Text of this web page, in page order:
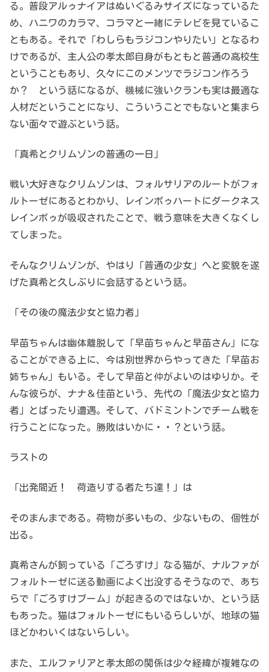
る。普段アルゥナイアはぬいぐるみサイズになっているた
め、ハニワのカラマ、コラマと一緒にテレビを見ているこ
ともある。それで「わしらもラジコンやりたい」となるわ
けであるが、主人公の孝太郎自身がもともと普通の高校生
ということもあり、久々にこのメンツでラジコン作ろう
か？ という話になるが、機械に強いクランも実は最適な
人材だということになり、こういうことでもないと集まら
ない面々で遊ぶという話。
「真希とクリムゾンの普通の一日」
戦い大好きなクリムゾンは、フォルサリアのルートがフォ
ルトーゼにあるとわかり、レインボゥハートにダークネス
レインボゥが吸収されたことで、戦う意味を大きくなくし
てしまった。
そんなクリムゾンが、やはり「普通の少女」へと変貌を遂
げた真希と久しぶりに会話するという話。
「その後の魔法少女と協力者」
早苗ちゃんは幽体離脱して「早苗ちゃんと早苗さん」にな
ることができる上に、今は別世界からやってきた「早苗お
姉ちゃん」もいる。そして早苗と仲がよいのはゆりか。そ
んな彼らが、ナナ＆佳苗という、先代の「魔法少女と協力
者」とばったり遭遇。そして、バドミントンでチーム戦を
行うことになった。勝敗はいかに・・？という話。
ラストの
「出発間近！ 荷造りする者たち達！」は
そのまんまである。荷物が多いもの、少ないもの、個性が
出る。
真希さんが飼っている「ごろすけ」なる猫が、ナルファが
フォルトーゼに送る動画によく出没するそうなので、あち
らで「ごろすけブーム」が起きるのではないか、という話
もあった。猫はフォルトーゼにもいるらしいが、地球の猫
ほどかわいくはないらしい。
また、エルファリアと孝太郎の関係は少々経緯が複雑なの